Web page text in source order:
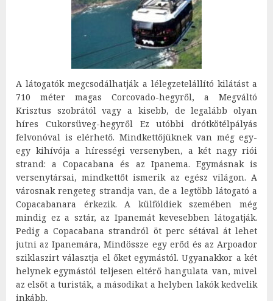
A látogatók megcsodálhatják a lélegzetelállító kilátást a
710 méter magas Corcovado-hegyről, a Megváltó
Krisztus szobrától vagy a kisebb, de legalább olyan
híres Cukorsüveg-hegyről Ez utóbbi drótkötélpályás
felvonóval is elérhető. Mindkettőjüknek van még egy-
egy kihívója a hírességi versenyben, a két nagy riói
strand: a Copacabana és az Ipanema. Egymásnak is
versenytársai, mindkettőt ismerik az egész világon. A
városnak rengeteg strandja van, de a legtöbb látogató a
Copacabanara érkezik. A külföldiek szemében még
mindig ez a sztár, az Ipanemát kevesebben látogatják.
Pedig a Copacabana strandról öt perc sétával át lehet
jutni az Ipanemára, Mindössze egy erőd és az Arpoador
sziklaszirt választja el őket egymástól. Ugyanakkor a két
helynek egymástól teljesen eltérő hangulata van, mivel
az elsőt a turisták, a másodikat a helyben lakók kedvelik
inkább.